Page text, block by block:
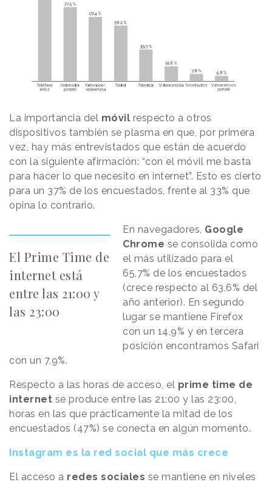
La importancia del móvil respecto a otros
dispositivos también se plasma en que, por primera
vez, hay más entrevistados que están de acuerdo
con la siguiente afirmación: “con el móvil me basta
para hacer lo que necesito en internet”. Esto es cierto
para un 37% de los encuestados, frente al 33% que
opina lo contrario.
El Prime Time de
internet está
entre las 21:00 y
las 23:00
En navegadores, Google
Chrome se consolida como
el más utilizado para el
65,7% de los encuestados
(crece respecto al 63,6% del
año anterior). En segundo
lugar se mantiene Firefox
con un 14,9% y en tercera
posición encontramos Safari
con un 7,9%.
Respecto a las horas de acceso, el prime time de
internet se produce entre las 21:00 y las 23:00,
horas en las que prácticamente la mitad de los
encuestados (47%) se conecta en algún momento.
Instagram es la red social que más crece
El acceso a redes sociales se mantiene en niveles